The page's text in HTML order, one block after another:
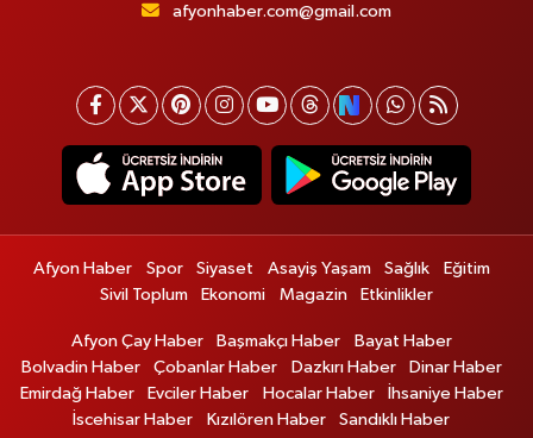
afyonhaber.com@gmail.com
Afyon Haber Spor Siyaset Asayiş Yaşam Sağlık
Eğitim
Sivil Toplum
Ekonomi Magazin Etkinlikler
Afyon Çay Haber Başmakçı Haber
Bayat Haber
Bolvadin Haber
Çobanlar Haber Dazkırı Haber
Dinar Haber
Emirdağ Haber
Evciler Haber Hocalar Haber
İhsaniye Haber
İscehisar Haber
Kızılören Haber
Sandıklı Haber